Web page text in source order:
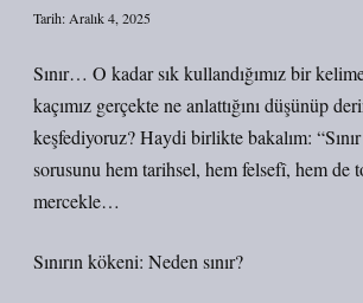
Tarih: Aralık 4, 2025
Sınır… O kadar sık kullandığımız bir
kaçımız gerçekte ne anlattığını düşünüp
keşfediyoruz? Haydi birlikte bakalım:
sorusunu hem tarihsel, hem felsefî, hem de
mercekle…
Sınırın kökeni: Neden sınır?